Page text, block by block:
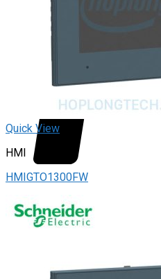
Quick View
HMI
HMIGTO1300FW